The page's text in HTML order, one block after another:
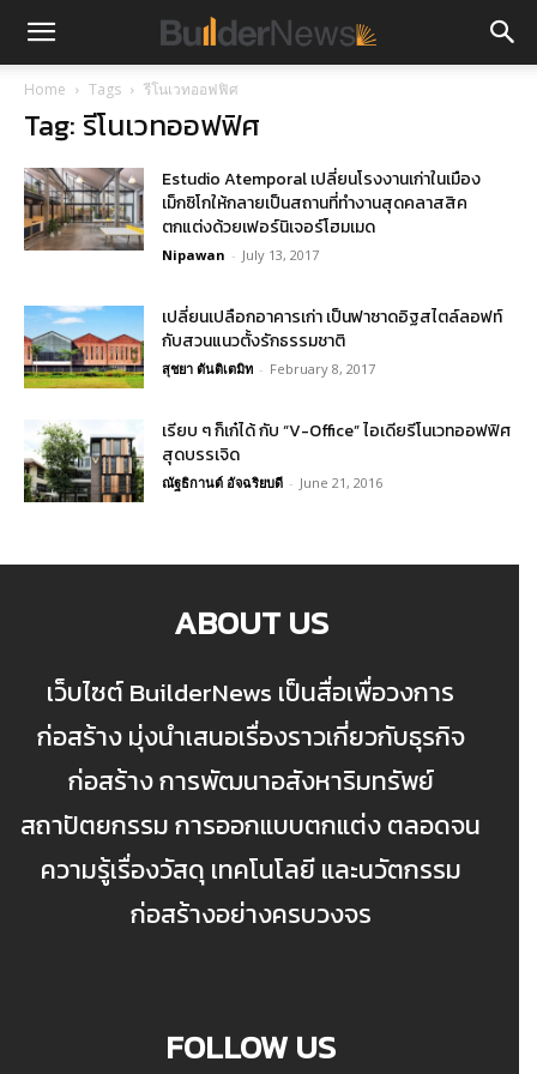
Home Tags รีโนเวทออฟฟิศ
Tag: รีโนเวทออฟฟิศ
Estudio Atemporal เปลี่ยนโรงงานเก่าในเมือง
เม็กซิโกให้กลายเป็นสถานที่ทำงานสุดคลาสสิค
ตกแต่งด้วยเฟอร์นิเจอร์โฮมเมด
Nipawan - July 13, 2017
เปลี่ยนเปลือกอาคารเก่า เป็นฟาซาดอิฐสไตล์ลอฟท์
กับสวนแนวตั้งรักธรรมชาติ
สุชยา ตันติเตมิท - February 8, 2017
เรียบ ๆ ก็เก๋ได้ กับ “V-Office” ไอเดียรีโนเวทออฟฟิศ
สุดบรรเจิด
ณัฐธิกานต์ อัจฉริยบดี - June 21, 2016
ABOUT US
เว็บไซต์ BuilderNews เป็นสื่อเพื่อวงการ
ก่อสร้าง มุ่งนำเสนอเรื่องราวเกี่ยวกับธุรกิจ
ก่อสร้าง การพัฒนาอสังหาริมทรัพย์
สถาปัตยกรรม การออกแบบตกแต่ง ตลอดจน
ความรู้เรื่องวัสดุ เทคโนโลยี และนวัตกรรม
ก่อสร้างอย่างครบวงจร
FOLLOW US